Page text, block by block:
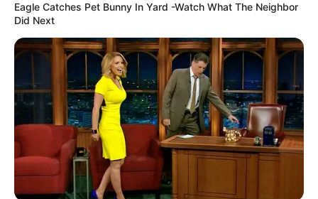
Eagle Catches Pet Bunny In Yard -Watch What The Neighbor
Did Next